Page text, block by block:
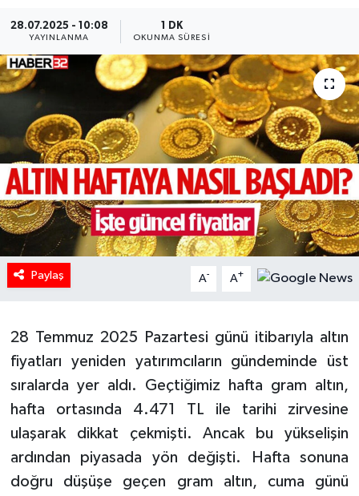
28.07.2025 - 10:08
YAYINLANMA
1 DK
OKUNMA SÜRESI
Paylaş A- A+
28 Temmuz 2025 Pazartesi günü itibarıyla altın
fiyatları yeniden yatırımcıların gündeminde üst
sıralarda yer aldı. Geçtiğimiz hafta gram altın,
hafta ortasında 4.471 TL ile tarihi zirvesine
ulaşarak dikkat çekmişti. Ancak bu yükselişin
ardından piyasada yön değişti. Hafta sonuna
doğru düşüşe geçen gram altın, cuma günü
GENEL
Güncel
HABERDE İNSAN
İlginç
KÜLTÜR SANAT
MAGAZİN
Oyun
RESMİ İLANLAR
Spor
Tarihi Yapılarımız
Haber Arşivi